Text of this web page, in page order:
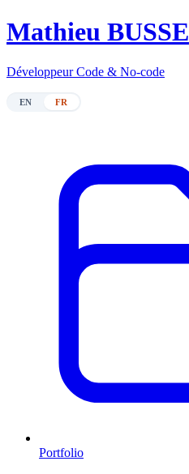
Mathieu BUSSE
Développeur Code & No-code
EN FR
Portfolio